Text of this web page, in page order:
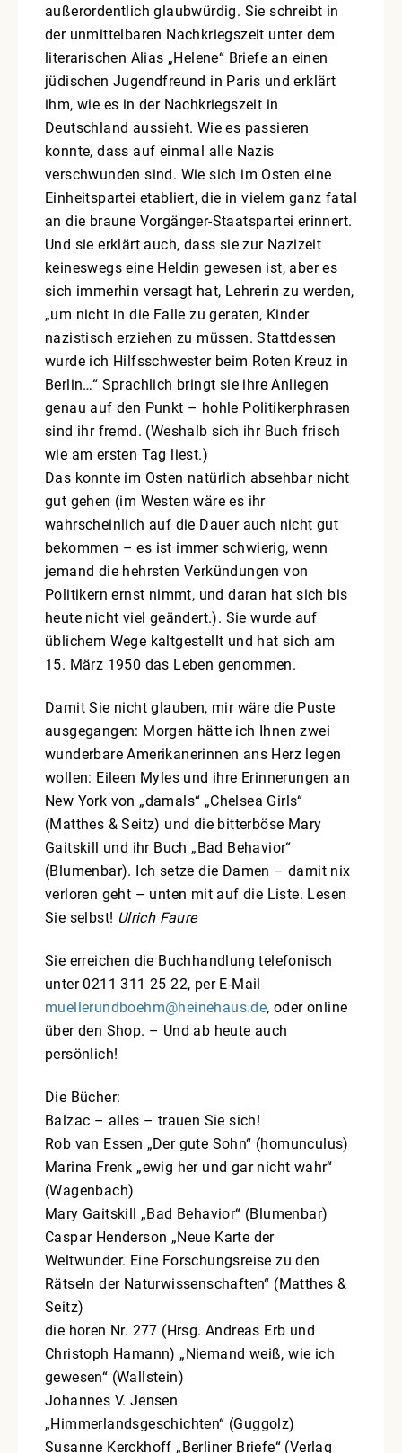
außerordentlich glaubwürdig. Sie schreibt in
der unmittelbaren Nachkriegszeit unter dem
literarischen Alias „Helene“ Briefe an einen
jüdischen Jugendfreund in Paris und erklärt
ihm, wie es in der Nachkriegszeit in
Deutschland aussieht. Wie es passieren
konnte, dass auf einmal alle Nazis
verschwunden sind. Wie sich im Osten eine
Einheitspartei etabliert, die in vielem ganz fatal
an die braune Vorgänger-Staatspartei erinnert.
Und sie erklärt auch, dass sie zur Nazizeit
keineswegs eine Heldin gewesen ist, aber es
sich immerhin versagt hat, Lehrerin zu werden,
„um nicht in die Falle zu geraten, Kinder
nazistisch erziehen zu müssen. Stattdessen
wurde ich Hilfsschwester beim Roten Kreuz in
Berlin…“ Sprachlich bringt sie ihre Anliegen
genau auf den Punkt – hohle Politikerphrasen
sind ihr fremd. (Weshalb sich ihr Buch frisch
wie am ersten Tag liest.)
Das konnte im Osten natürlich absehbar nicht
gut gehen (im Westen wäre es ihr
wahrscheinlich auf die Dauer auch nicht gut
bekommen – es ist immer schwierig, wenn
jemand die hehrsten Verkündungen von
Politikern ernst nimmt, und daran hat sich bis
heute nicht viel geändert.). Sie wurde auf
üblichem Wege kaltgestellt und hat sich am
15. März 1950 das Leben genommen.
Damit Sie nicht glauben, mir wäre die Puste
ausgegangen: Morgen hätte ich Ihnen zwei
wunderbare Amerikanerinnen ans Herz legen
wollen: Eileen Myles und ihre Erinnerungen an
New York von „damals“ „Chelsea Girls“
(Matthes & Seitz) und die bitterböse Mary
Gaitskill und ihr Buch „Bad Behavior“
(Blumenbar). Ich setze die Damen – damit nix
verloren geht – unten mit auf die Liste. Lesen
Sie selbst! Ulrich Faure
Sie erreichen die Buchhandlung telefonisch
unter 0211 311 25 22, per E-Mail
muellerundboehm@heinehaus.de, oder online
über den Shop. – Und ab heute auch
persönlich!
Die Bücher:
Balzac – alles – trauen Sie sich!
Rob van Essen „Der gute Sohn“ (homunculus)
Marina Frenk „ewig her und gar nicht wahr“
(Wagenbach)
Mary Gaitskill „Bad Behavior“ (Blumenbar)
Caspar Henderson „Neue Karte der
Weltwunder. Eine Forschungsreise zu den
Rätseln der Naturwissenschaften“ (Matthes &
Seitz)
die horen Nr. 277 (Hrsg. Andreas Erb und
Christoph Hamann) „Niemand weiß, wie ich
gewesen“ (Wallstein)
Johannes V. Jensen
„Himmerlandsgeschichten“ (Guggolz)
Susanne Kerckhoff „Berliner Briefe“ (Verlag